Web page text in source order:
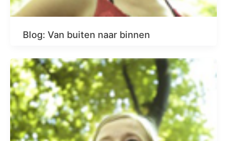
Blog: Van buiten naar binnen